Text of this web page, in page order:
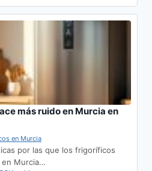
más ruido en Murcia en
en Murcia
por las que los frigoríficos
en Murcia…